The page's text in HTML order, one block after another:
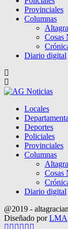
Provinciales
Columnas
Cosas
Diario digital
Locales
Deportes
Policiales
Provinciales
Columnas
Cosas
Diario digital
@2019 -
Diseñado porLMA
Facebook
Twitter
Instagram
Pinterest
Google